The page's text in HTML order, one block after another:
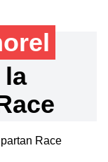
la
Race